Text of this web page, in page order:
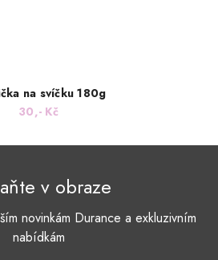
na svíčku 180g
30,- Kč
v obraze
novinkám Durance a exkluzivním
nabídkám